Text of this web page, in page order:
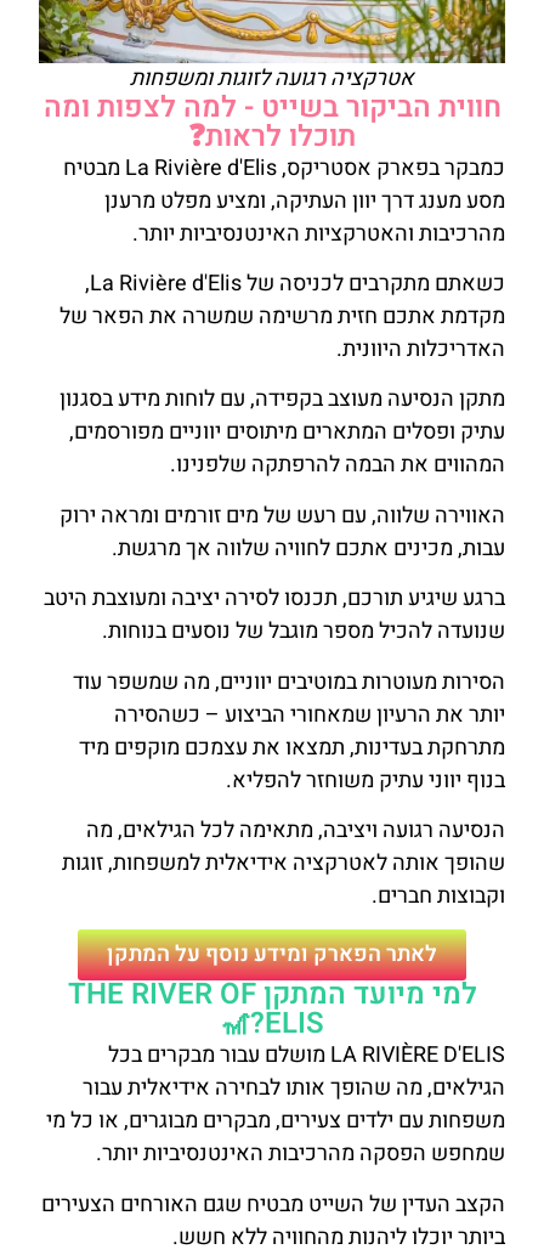
אטרקציה רגועה לזוגות ומשפחות
חווית הביקור בשייט - למה לצפות ומה
תוכלו לראות❓
כמבקר בפארק אסטריקס, La Rivière d'Elis מבטיח
מסע מענג דרך יוון העתיקה, ומציע מפלט מרענן
מהרכיבות והאטרקציות האינטנסיביות יותר.
כשאתם מתקרבים לכניסה של La Rivière d'Elis,
מקדמת אתכם חזית מרשימה שמשרה את הפאר של
האדריכלות היוונית.
מתקן הנסיעה מעוצב בקפידה, עם לוחות מידע בסגנון
עתיק ופסלים המתארים מיתוסים יווניים מפורסמים,
המהווים את הבמה להרפתקה שלפנינו.
האווירה שלווה, עם רעש של מים זורמים ומראה ירוק
עבות, מכינים אתכם לחוויה שלווה אך מרגשת.
ברגע שיגיע תורכם, תכנסו לסירה יציבה ומעוצבת היטב
שנועדה להכיל מספר מוגבל של נוסעים בנוחות.
הסירות מעוטרות במוטיבים יווניים, מה שמשפר עוד
יותר את הרעיון שמאחורי הביצוע – כשהסירה
מתרחקת בעדינות, תמצאו את עצמכם מוקפים מיד
בנוף יווני עתיק משוחזר להפליא.
הנסיעה רגועה ויציבה, מתאימה לכל הגילאים, מה
שהופך אותה לאטרקציה אידיאלית למשפחות, זוגות
וקבוצות חברים.
לאתר הפארק ומידע נוסף על המתקן
למי מיועד המתקן THE RIVER OF
ELIS?🎢
LA RIVIÈRE D'ELIS מושלם עבור מבקרים בכל
הגילאים, מה שהופך אותו לבחירה אידיאלית עבור
משפחות עם ילדים צעירים, מבקרים מבוגרים, או כל מי
שמחפש הפסקה מהרכיבות האינטנסיביות יותר.
הקצב העדין של השייט מבטיח שגם האורחים הצעירים
ביותר יוכלו ליהנות מהחוויה ללא חשש.